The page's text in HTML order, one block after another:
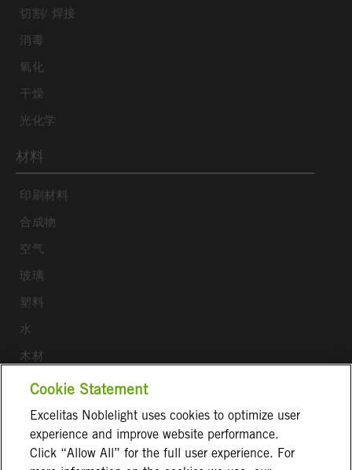
切割/ 焊接
消毒
氧化
干燥
光化学
材料
印刷材料
合成物
空气
玻璃
塑料
水
木材
关注我们
ExcelitasOfficial
Cookie Statement
Excelitas Noblelight uses cookies to optimize user
experience and improve website performance.
Click “Allow All” for the full user experience. For